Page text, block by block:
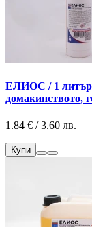
ЕЛИОС / 1 литър -
домакинството,
1.84 € / 3.60 лв.
Купи